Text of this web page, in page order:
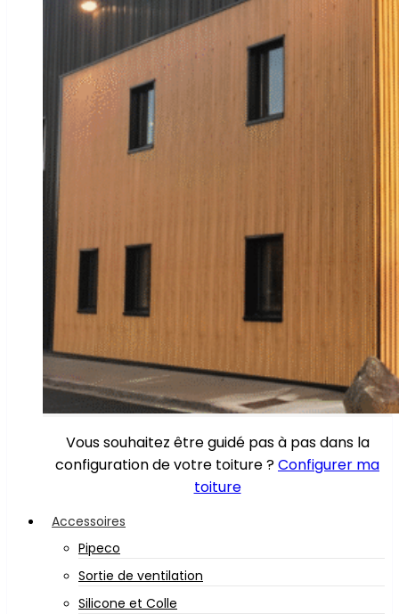
Vous souhaitez être guidé pas à pas dans la
configuration de votre toiture ?Configurer ma
toiture
Accessoires
Pipeco
Sortie de ventilation
Silicone et Colle